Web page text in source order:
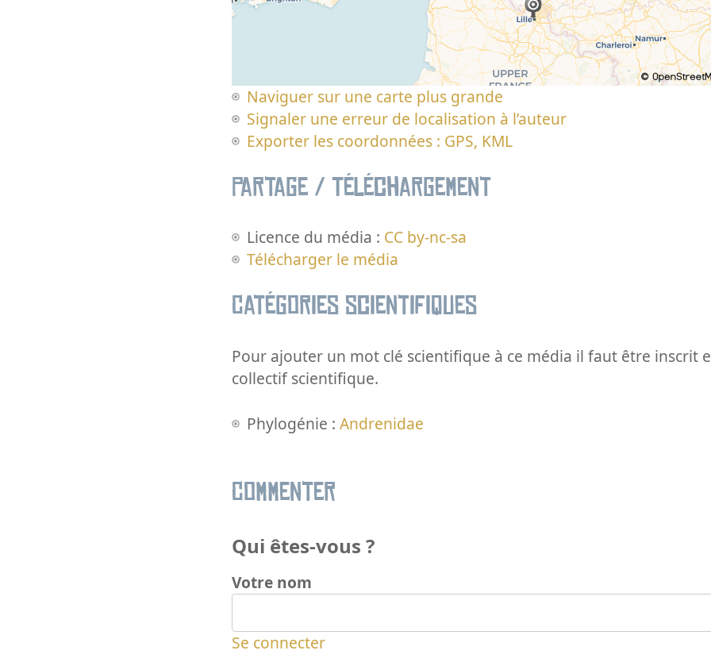
Naviguer sur une carte plus grande
Signaler une erreur de localisation à l’auteur
Exporter les coordonnées : GPS, KML
Partage / Téléchargement
Licence du média : CC by-nc-sa
Télécharger le média
Catégories scientifiques
Pour ajouter un mot clé scientifique à ce média il faut être inscrit
collectif scientifique.
Phylogénie :Andrenidae
Commenter
Qui êtes-vous ?
Votre nom
Se connecter